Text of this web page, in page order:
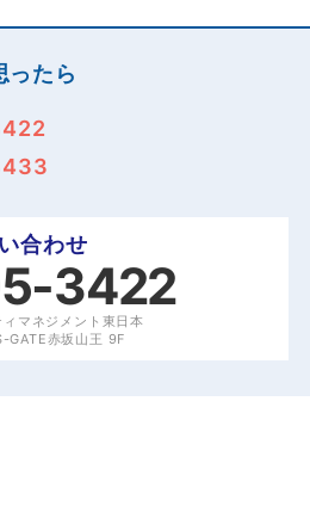
ったら
合わせ
3422
マネジメント東日本
GATE赤坂山王 9F